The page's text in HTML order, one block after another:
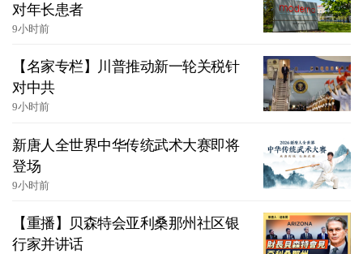
对年长患者
9小时前
【名家专栏】川普推动新一轮关税针
对中共
9小时前
新唐人全世界中华传统武术大赛即将
登场
9小时前
【重播】贝森特会亚利桑那州社区银
行家并讲话